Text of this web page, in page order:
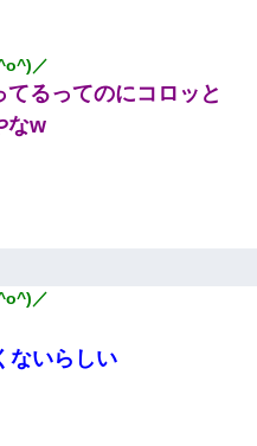
／
るってのにコロッと
なw
／
ないらしい